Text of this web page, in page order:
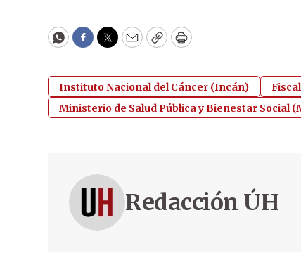
WhatsApp
Facebook
Twitter
EmailCopyPrint
Instituto Nacional del Cáncer (Incán)
Ministerio de Salud Pública y Bienestar Social
Redacción ÚH